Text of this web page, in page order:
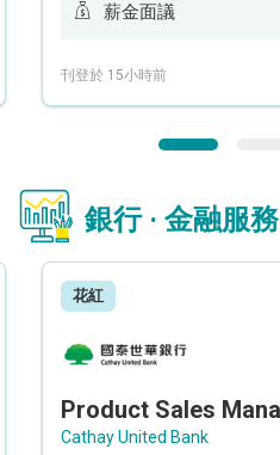
薪金面議
刊登於 15小時前
銀行 · 金融服務
花紅
Cathay United Bank